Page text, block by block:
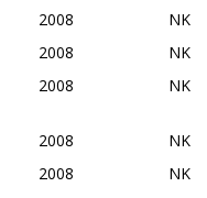
2008 NK
2008
NK
2008
NK
2008 NK
2008
NK